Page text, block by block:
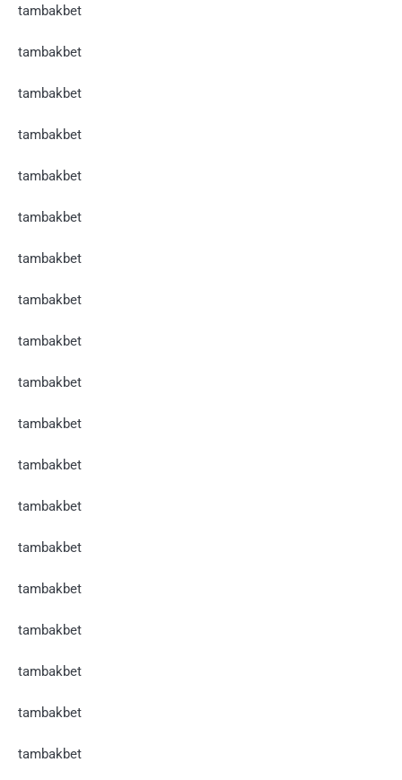
tambakbet
tambakbet
tambakbet
tambakbet
tambakbet
tambakbet
tambakbet
tambakbet
tambakbet
tambakbet
tambakbet
tambakbet
tambakbet
tambakbet
tambakbet
tambakbet
tambakbet
tambakbet
tambakbet